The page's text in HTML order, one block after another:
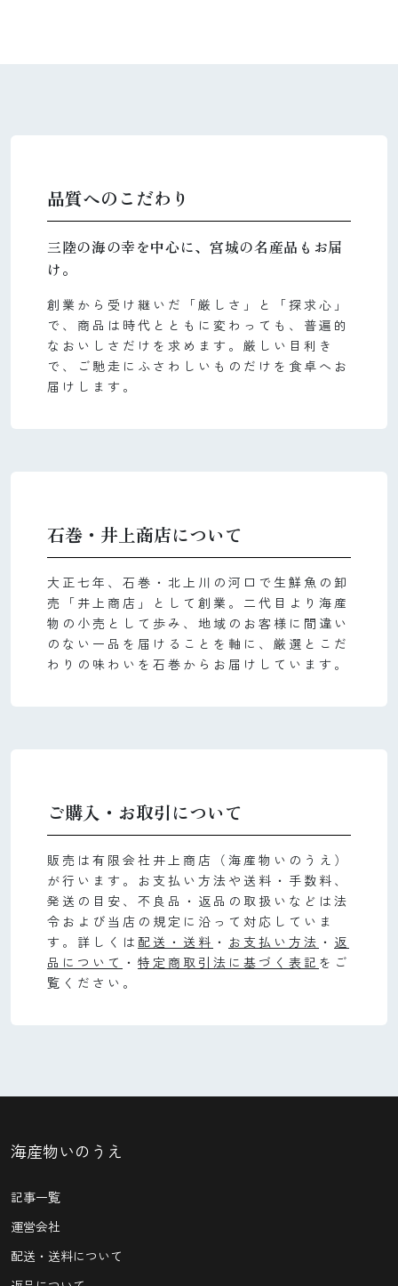
品質へのこだわり
三陸の海の幸を中心に、宮城の名産品もお届
け。
創業から受け継いだ「厳しさ」と「探求心」
で、商品は時代とともに変わっても、普遍的
なおいしさだけを求めます。厳しい目利き
で、ご馳走にふさわしいものだけを食卓へお
届けします。
石巻・井上商店について
大正七年、石巻・北上川の河口で生鮮魚の卸
売「井上商店」として創業。二代目より海産
物の小売として歩み、地域のお客様に間違い
のない一品を届けることを軸に、厳選とこだ
わりの味わいを石巻からお届けしています。
ご購入・お取引について
販売は有限会社井上商店（海産物いのうえ）
が行います。お支払い方法や送料・手数料、
発送の目安、不良品・返品の取扱いなどは法
令および当店の規定に沿って対応していま
す。詳しくは 配送・送料 ・ お支払い方法 ・ 返
品について ・ 特定商取引法に基づく表記 をご
覧ください。
海産物いのうえ
記事一覧
運営会社
配送・送料について